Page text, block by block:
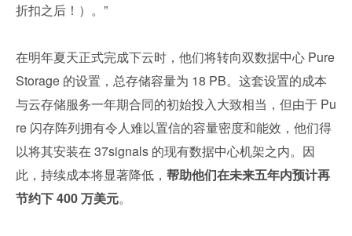
折扣之后！）。”
在明年夏天正式完成下云时，他们将转向双数据中心 Pure
Storage 的设置，总存储容量为 18 PB。这套设置的成本
与云存储服务一年期合同的初始投入大致相当，但由于 Pu
re 闪存阵列拥有令人难以置信的容量密度和能效，他们得
以将其安装在 37signals 的现有数据中心机架之内。因
此，持续成本将显著降低， 帮助他们在未来五年内预计再
节约下 400 万美元。